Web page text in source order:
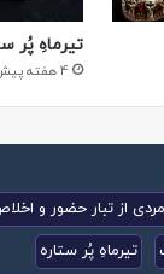
تیرماهِ پُر
4 هفته پیش
مردی از تبار حضور و
تیرماهِ پُر ستاره